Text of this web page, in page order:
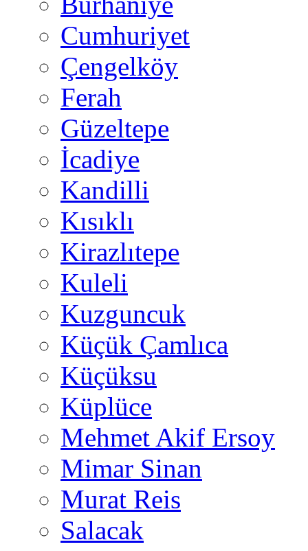
Cumhuriyet
Çengelköy
Ferah
Güzeltepe
İcadiye
Kandilli
Kısıklı
Kirazlıtepe
Kuleli
Kuzguncuk
Küçük Çamlıca
Küçüksu
Küplüce
Mehmet Akif Ersoy
Mimar Sinan
Murat Reis
Salacak